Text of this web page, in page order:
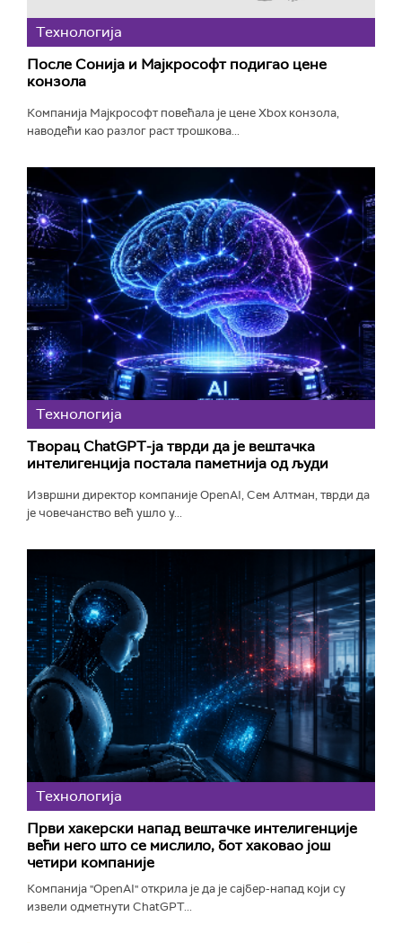
Технологијa
После Сонија и Мајкрософт подигао цене
конзола
Компанија Мајкрософт повећала је цене Xbox конзола,
наводећи као разлог раст трошкова...
Технологијa
Творац ChatGPT-ја тврди да је вештачка
интелигенција постала паметнија од људи
Извршни директор компаније OpenAI, Сем Алтман, тврди да
је човечанство већ ушло у...
Технологијa
Први хакерски напад вештачке интелигенције
већи него што се мислило, бот хаковао још
четири компаније
Компанија "OpenAI" открила је да је сајбер-напад који су
извели одметнути ChatGPT...